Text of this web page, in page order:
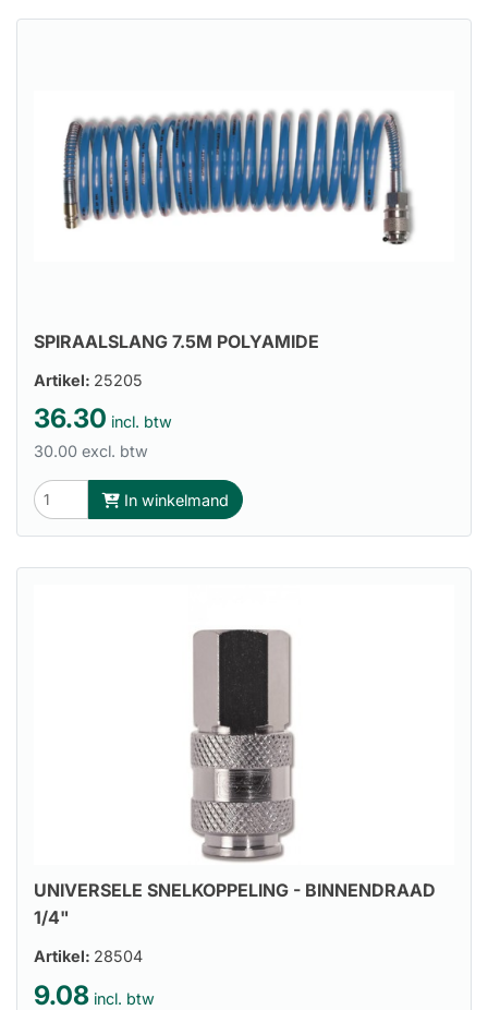
SPIRAALSLANG 7.5M POLYAMIDE
Artikel: 25205
36.30 incl. btw
30.00 excl. btw
In winkelmand
UNIVERSELE SNELKOPPELING - BINNENDRAAD
1/4"
Artikel: 28504
9.08 incl. btw